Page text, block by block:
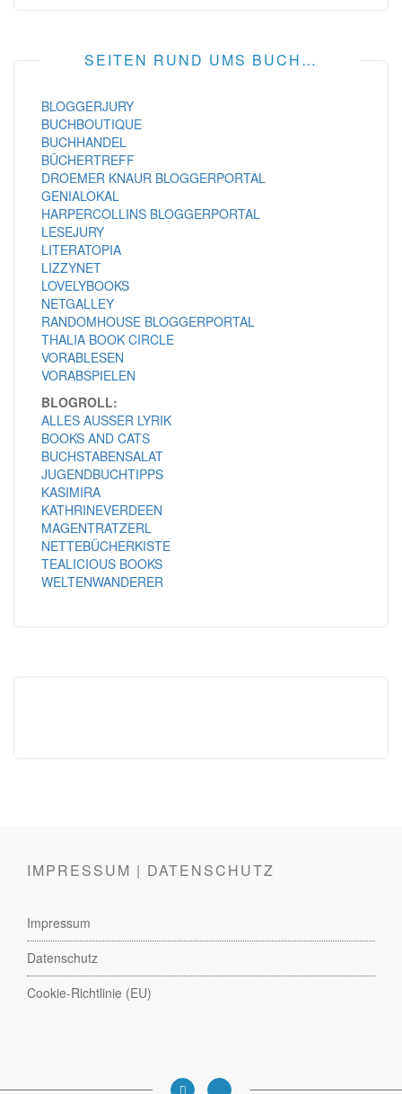
SEITEN RUND UMS BUCH…
BLOGGERJURY
BUCHBOUTIQUE
BUCHHANDEL
BÜCHERTREFF
DROEMER KNAUR BLOGGERPORTAL
GENIALOKAL
HARPERCOLLINS BLOGGERPORTAL
LESEJURY
LITERATOPIA
LIZZYNET
LOVELYBOOKS
NETGALLEY
RANDOMHOUSE BLOGGERPORTAL
THALIA BOOK CIRCLE
VORABLESEN
VORABSPIELEN
BLOGROLL:
ALLES AUSSER LYRIK
BOOKS AND CATS
BUCHSTABENSALAT
JUGENDBUCHTIPPS
KASIMIRA
KATHRINEVERDEEN
MAGENTRATZERL
NETTEBÜCHERKISTE
TEALICIOUS BOOKS
WELTENWANDERER
IMPRESSUM | DATENSCHUTZ
Impressum
Datenschutz
Cookie-Richtlinie (EU)